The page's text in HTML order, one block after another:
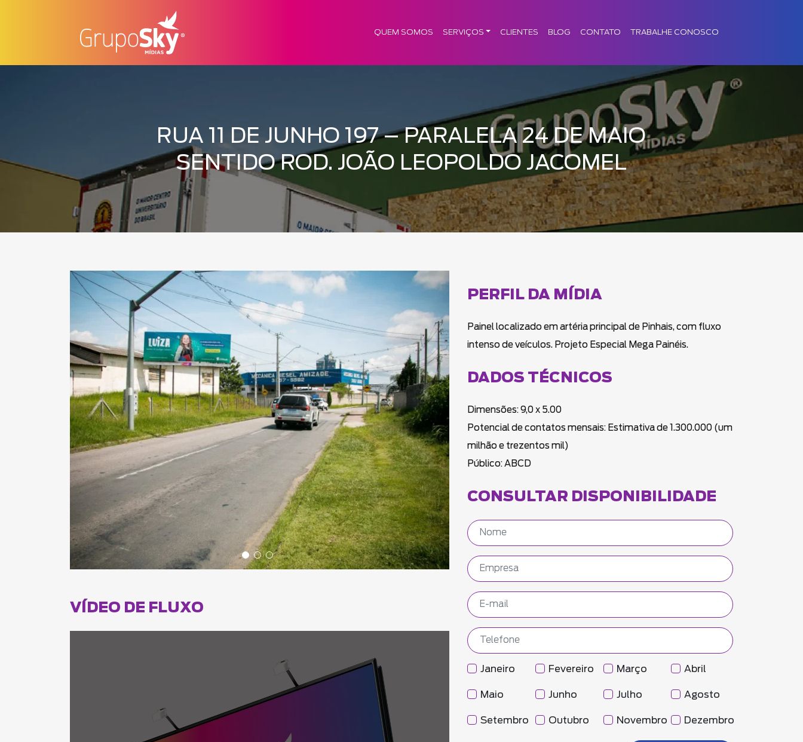
QUEM SOMOS SERVIÇOS CLIENTES BLOG CONTATO TRABALHE CONOSCO
RUA 11 DE JUNHO 197 – PARALELA 24 DE MAIO
SENTIDO ROD. JOÃO LEOPOLDO JACOMEL
VÍDEO DE FLUXO
PERFIL DA MÍDIA
Painel localizado em artéria principal de Pinhais, com fluxo
intenso de veículos. Projeto Especial Mega Painéis.
DADOS TÉCNICOS
Dimensões: 9,0 x 5.00
Potencial de contatos mensais: Estimativa de 1.300.000 (um
milhão e trezentos mil)
Público: ABCD
CONSULTAR DISPONIBILIDADE
Janeiro Fevereiro Março Abril
Maio Junho Julho Agosto
Setembro Outubro Novembro Dezembro